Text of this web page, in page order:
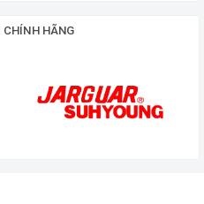
RCF 190-75 (15239)
CHÍNH HÃNG